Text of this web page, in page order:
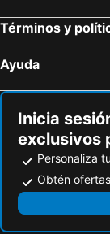
Términos y
Ayuda
Inicia
exclusivos
Personaliza
Obtén